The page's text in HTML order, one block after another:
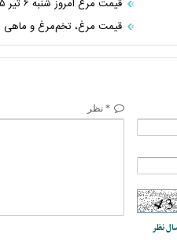
قیمت مرغ امروز شنبه ۶ تیر ۱۴۰۵
قیمت مرغ، تخم‌مرغ و ماهی سه‌شنبه
* نظر